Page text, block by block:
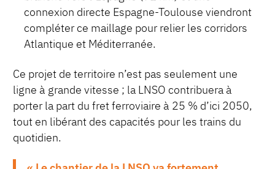
connexion directe Espagne-Toulouse viendront
compléter ce maillage pour relier les corridors
Atlantique et Méditerranée.
Ce projet de territoire n’est pas seulement une
ligne à grande vitesse ; la LNSO contribuera à
porter la part du fret ferroviaire à 25 % d’ici 2050,
tout en libérant des capacités pour les trains du
quotidien.